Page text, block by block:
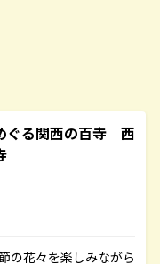
ぐる関西の百寺 西
の花々を楽しみながら